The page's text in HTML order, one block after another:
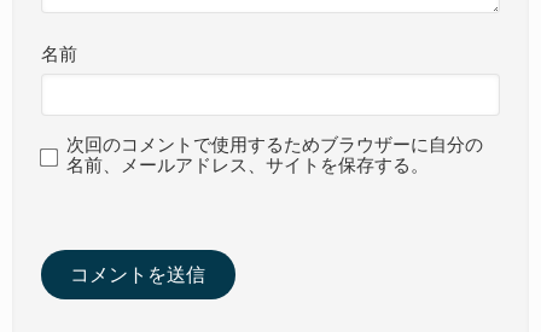
名前
次回のコメントで使用するためブラウザーに自分の
名前、メールアドレス、サイトを保存する。